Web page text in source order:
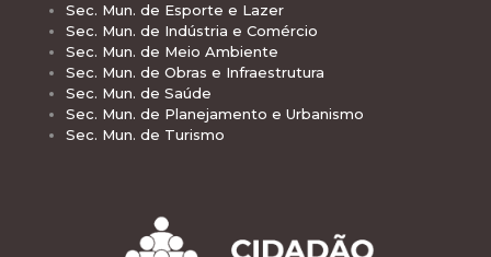
Sec. Mun. de Esporte e Lazer
Sec. Mun. de Indústria e Comércio
Sec. Mun. de Meio Ambiente
Sec. Mun. de Obras e Infraestrutura
Sec. Mun. de Saúde
Sec. Mun. de Planejamento e Urbanismo
Sec. Mun. de Turismo